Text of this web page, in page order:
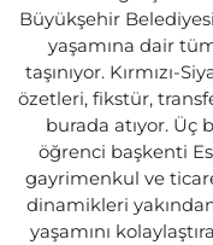
Büyükşehir
yaşamına dair
taşınıyor. Kırmızı-
özetleri, fikstür,
burada atıyor. Üç
öğrenci başkenti
gayrimenkul ve
dinamikleri
yaşamını